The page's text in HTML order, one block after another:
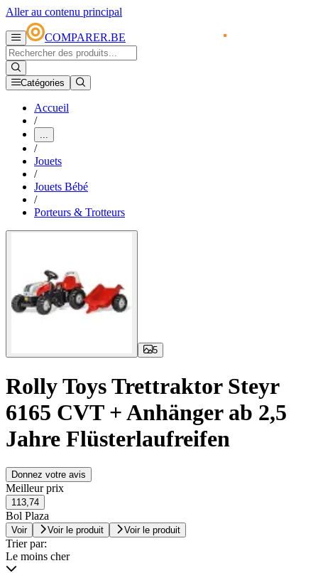
Aller au contenu principal
COMPARER.BE
Catégories
Accueil
/
...
/
Jouets
/
Jouets Bébé
/
Porteurs & Trotteurs
5
Rolly Toys Trettraktor Steyr
6165 CVT + Anhänger ab 2,5
Jahre Flüsterlaufreifen
Donnez votre avis
Meilleur prix
113,74
Bol Plaza
Voir Voir le produit Voir le produit
Trier par:
Le moins cher